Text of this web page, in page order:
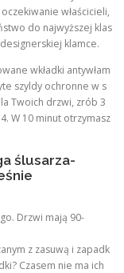
właścicieli,
do najwyższej klas
klamce.
wkładki antywłam
szyldy ochronne w s
Twoich drzwi, zrób 3
W 10 minut otrzymasz
ślusarza-
Drzwi mają 90-
z zasuwą i zapadk
Czasem nie ma ich